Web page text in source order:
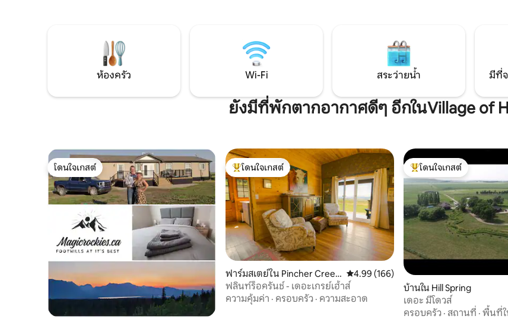
มอบประสบการณ์ฟาร์มในอัลเบอร์ต้าอย่าง
แท้จริงพร้อมสิ่งอำนวยความสะดวกที่ทัน
สมัยเพื่อให้แน่ใจว่าการเข้าพักจะสะดวก
สบาย
ห้องครัว Wi-Fi สระว่ายน้ำ มีที่
ยังมีที่พักตากอากาศดีๆ อีกในVillage of
โดนใจเกสต์
โดนใจเกสต์
โดนใจเกสต์ที่สุด
โดนใจเกสต์
ฟาร์มสเตย์ใน Pincher Creek
No. 9
คะแนนเฉลี่ย 4.99 จาก 5, 166 รีวิว
4.99 (166)
ฟลินท์ร็อครันช์ - เดอะเกรย์เฮ้าส์
ความคุ้มค่า · ครอบครัว · ความสะอาด
โดนใจเกสต์ที่สุด
โดนใจเกสต์
บ้านใน Hill Spring
เดอะ มีโดวส์
ครอบครัว · สถานที่ · พื้นที่ใ